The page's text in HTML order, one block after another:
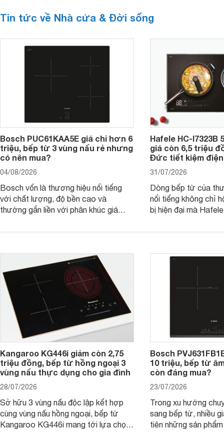
Tin tức về Nhà cửa & Đời sống
Bosch PUC61KAA5E giá chỉ hơn 6
triệu, bếp từ 3 vùng nấu rẻ nhưng
có nên mua?
04/08/2026
Bosch vốn là thương hiệu nổi tiếng
với chất lượng, độ bền cao và
thường gắn liền với phân khúc giá
đơn vị phân phối với mức giá khá dễ
tiếp cận, thu hút sự quan tâm của
nhiều người tiêu dùng.
Hafele HC-I7323B
giá còn 6,5 triệu
Đức tiết kiệm
31/07/2026
Dòng bếp từ của
nổi tiếng không chỉ
bị hiện đại mà
gia đình.
Kangaroo KG446i giảm còn 2,75
triệu đồng, bếp từ hồng ngoại 3
vùng nấu thực dụng cho gia đình
28/07/2026
Sở hữu 3 vùng nấu độc lập kết hợp
cùng vùng nấu hồng ngoại, bếp từ
Kangaroo KG446i mang tới lựa chọn
Bosch
10 triệu, bếp từ
còn đáng mua?
23/07/2026
Trong xu hướng
sang bếp từ, nhiều
tiên những sản